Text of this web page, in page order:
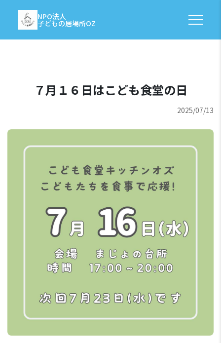
NPO法人
子どもの居場所OZ
７月１６日はこども食堂の日
2025/07/13